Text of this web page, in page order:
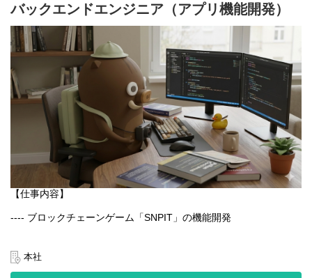
【業務内容】
- Webアプリケーションの設計・開発・運用
- GCPを用いたシステム構築・改善
- チーム内外との連携による新機能の企画・実装
- パフォーマンス・セキュリティ・可用性の最適化
バックエンドエンジニア（アプリ機能開発）
【仕事内容】
---- ブロックチェーンゲーム「SNPIT」の機能開発
通じ、プロダクトの改善と新機能の実装を一貫して担当いただく
ポジションです。
本社